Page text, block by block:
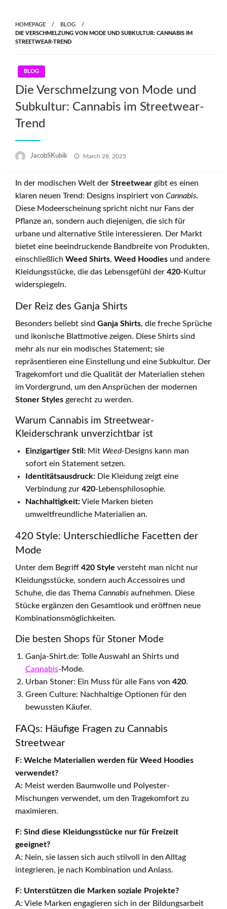
content
HOMEPAGE
BLOG
DIE VERSCHMELZUNG VON MODE UND SUBKULTUR: CANNABIS IM
STREETWEAR-TREND
BLOG
Die Verschmelzung von Mode und
Subkultur: Cannabis im Streetwear-
Trend
JacobSKubik
Posted
March 28, 2025
In der modischen Welt der Streetwear gibt es einen
klaren neuen Trend: Designs inspiriert von Cannabis.
Diese Modeerscheinung spricht nicht nur Fans der
Pflanze an, sondern auch diejenigen, die sich für
urbane und alternative Stile interessieren. Der Markt
bietet eine beeindruckende Bandbreite von Produkten,
einschließlich Weed Shirts, Weed Hoodies und andere
Kleidungsstücke, die das Lebensgefühl der 420-Kultur
widerspiegeln.
Der Reiz des Ganja Shirts
Besonders beliebt sind Ganja Shirts, die freche Sprüche
und ikonische Blattmotive zeigen. Diese Shirts sind
mehr als nur ein modisches Statement; sie
repräsentieren eine Einstellung und eine Subkultur. Der
Tragekomfort und die Qualität der Materialien stehen
im Vordergrund, um den Ansprüchen der modernen
Stoner Styles gerecht zu werden.
Warum Cannabis im Streetwear-
Kleiderschrank unverzichtbar ist
Einzigartiger Stil: Mit Weed-Designs kann man
sofort ein Statement setzen.
Identitätsausdruck: Die Kleidung zeigt eine
Verbindung zur 420-Lebensphilosophie.
Nachhaltigkeit:Viele Marken bieten
umweltfreundliche Materialien an.
420 Style: Unterschiedliche Facetten der
Mode
Unter dem Begriff 420 Style versteht man nicht nur
Kleidungsstücke, sondern auch Accessoires und
Schuhe, die das Thema Cannabis aufnehmen. Diese
Stücke ergänzen den Gesamtlook und eröffnen neue
Kombinationsmöglichkeiten.
Die besten Shops für Stoner Mode
Ganja-Shirt.de: Tolle Auswahl an Shirts und
Cannabis-Mode.
Urban Stoner: Ein Muss für alle Fans von 420.
Green Culture: Nachhaltige Optionen für den
bewussten Käufer.
FAQs: Häufige Fragen zu Cannabis
Streetwear
F: Welche Materialien werden für Weed Hoodies
verwendet?
A: Meist werden Baumwolle und Polyester-
Mischungen verwendet, um den Tragekomfort zu
maximieren.
F: Sind diese Kleidungsstücke nur für Freizeit
geeignet?
A: Nein, sie lassen sich auch stilvoll in den Alltag
integrieren, je nach Kombination und Anlass.
F: Unterstützen die Marken soziale Projekte?
A: Viele Marken engagieren sich in der Bildungsarbeit